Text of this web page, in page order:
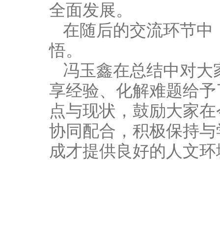
全面发展。
在随后的交流环节
悟。
冯玉鑫在总结中对
享经验、化解难题给
点与现状，鼓励大家
协同配合，积极保持
成才提供良好的人文